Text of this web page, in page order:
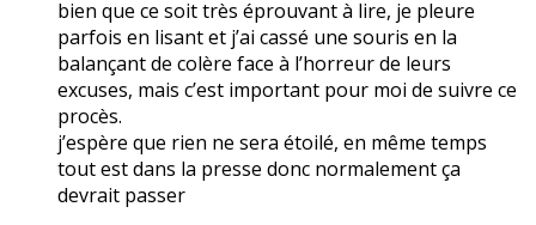
bien que ce soit très éprouvant à lire, je pleure
parfois en lisant et j’ai cassé une souris en la
balançant de colère face à l’horreur de leurs
excuses, mais c’est important pour moi de suivre ce
procès.
j’espère que rien ne sera étoilé, en même temps
tout est dans la presse donc normalement ça
devrait passer